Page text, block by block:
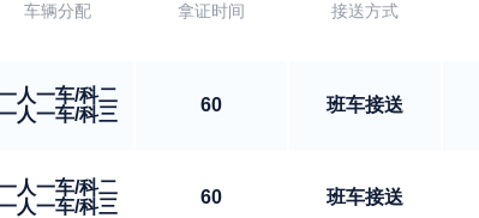
车辆分配 拿证时间 接送方式
人一车/科二
人一车/科三
60 班车接送
人一车/科二
人一车/科三
60 班车接送